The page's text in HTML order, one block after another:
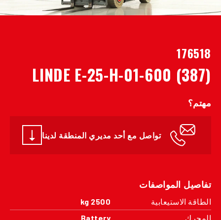
176518
LINDE E-25-H-01-600 (387)
مهتم؟
تواصل مع أحد مديري المنطقة لدينا
تفاصيل المواصفات
الطاقة الاستيعابية
2500 kg
المحرك
Battery